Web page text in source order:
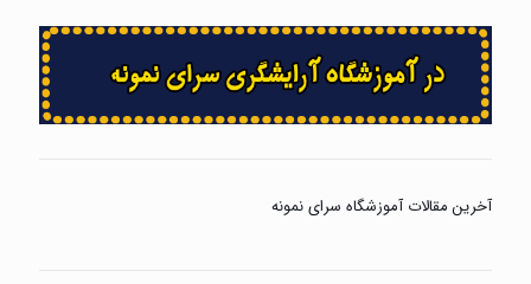
آخرین مقالات آموزشگاه سرای نمونه